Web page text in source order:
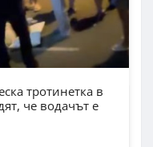
тротинетка в
че водачът е